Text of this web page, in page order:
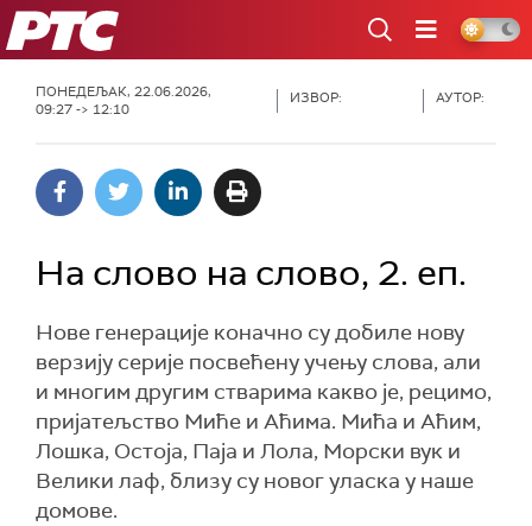
РТС
ПОНЕДЕЉАК, 22.06.2026,
09:27 -> 12:10
ИЗВОР: АУТОР:
На слово на слово, 2. еп.
Нове генерације коначно су добиле нову
верзију серије посвећену учењу слова, али
и многим другим стварима какво је, рецимо,
пријатељство Миће и Аћима. Мића и Аћим,
Лошка, Остоја, Паја и Лола, Морски вук и
Велики лаф, близу су новог уласка у наше
домове.